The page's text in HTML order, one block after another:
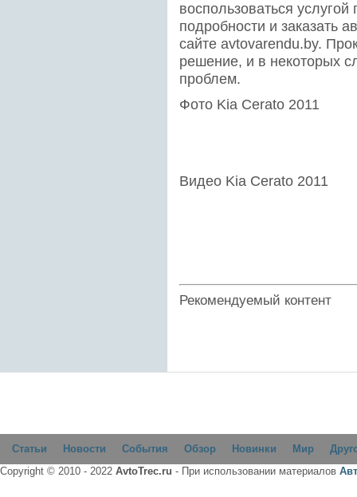
воспользоваться
подробности и заказать
сайте avtovarendu.by.
решение, и в некоторых
проблем.
Фото Kia Cerato 2011
Видео Kia Cerato 2011
Рекомендуемый контент
Статьи Новости События Обзор Новинки Мир
Copyright © 2010 - 2022 AvtoTrec.ru - При использовании материалов